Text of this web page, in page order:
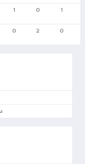
1 0 1
0 2 0